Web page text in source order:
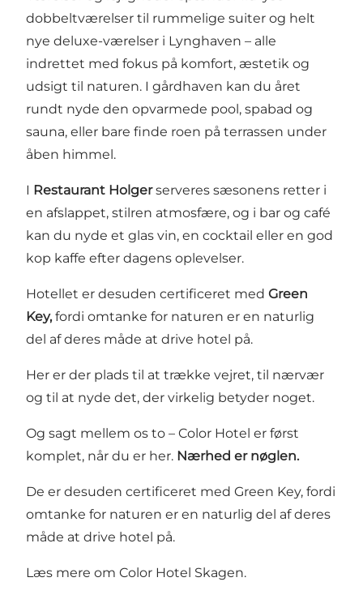
dobbeltværelser til rummelige suiter og helt
nye deluxe-værelser i Lynghaven – alle
indrettet med fokus på komfort, æstetik og
udsigt til naturen. I gårdhaven kan du året
rundt nyde den opvarmede pool, spabad og
sauna, eller bare finde roen på terrassen under
åben himmel.
I Restaurant Holgerserveres sæsonens retter i
en afslappet, stilren atmosfære, og i bar og café
kan du nyde et glas vin, en cocktail eller en god
kop kaffe efter dagens oplevelser.
Hotellet er desuden certificeret med Green
Key, fordi omtanke for naturen er en naturlig
del af deres måde at drive hotel på.
Her er der plads til at trække vejret, til nærvær
og til at nyde det, der virkelig betyder noget.
Og sagt mellem os to – Color Hotel er først
komplet, når du er her. Nærhed er nøglen.
De er desuden certificeret med Green Key, fordi
omtanke for naturen er en naturlig del af deres
måde at drive hotel på.
Læs mere om Color Hotel Skagen.